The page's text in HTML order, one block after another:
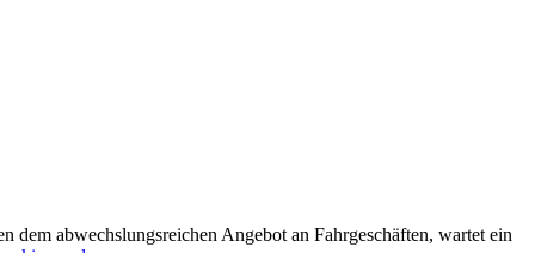
dem abwechslungsreichen Angebot an Fahrgeschäften, wartet ein